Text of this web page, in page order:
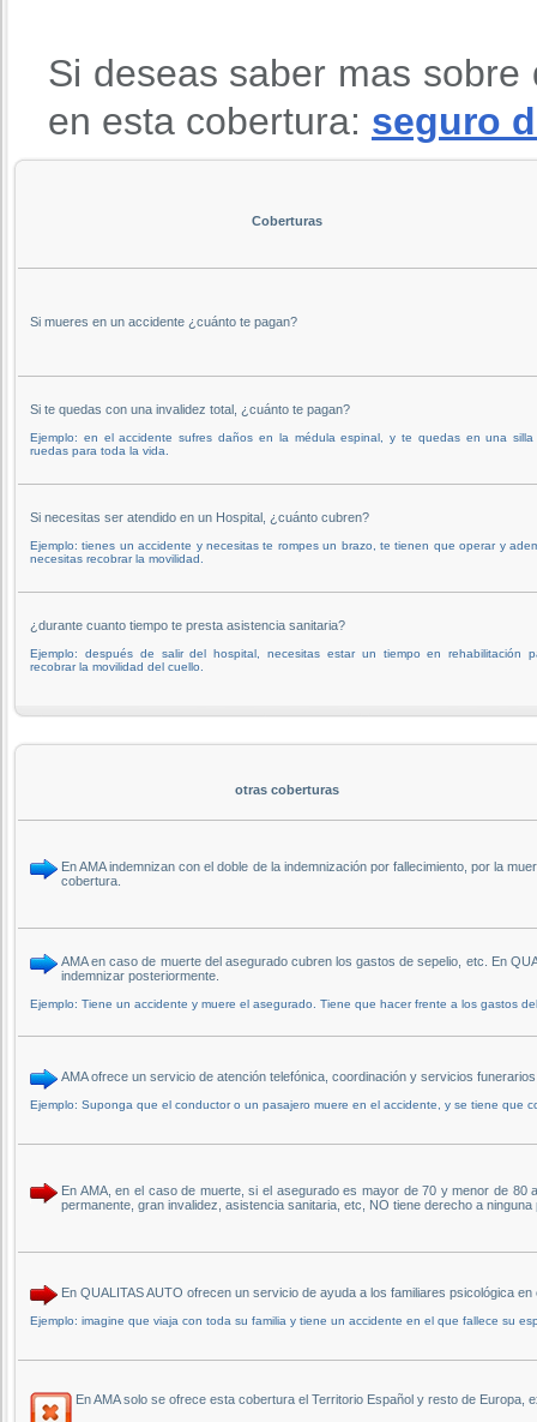
Si deseas saber mas
en esta cobertura: seguro
Coberturas
Si mueres en un accidente ¿cuánto te pagan?
Si te quedas con una invalidez total, ¿cuánto te pagan?
Ejemplo: en el accidente sufres daños en la médula espinal, y te quedas en una silla
ruedas para toda la vida.
Si necesitas ser atendido en un Hospital, ¿cuánto cubren?
Ejemplo: tienes un accidente y necesitas te rompes un brazo, te tienen que operar y
necesitas recobrar la movilidad.
¿durante cuanto tiempo te presta asistencia sanitaria?
Ejemplo: después de salir del hospital, necesitas estar un tiempo en rehabilitación
recobrar la movilidad del cuello.
otras coberturas
En AMA indemnizan con el doble de la indemnización por fallecimiento, por la
cobertura.
AMA en caso de muerte del asegurado cubren los gastos de sepelio, etc. En
indemnizar posteriormente.
Ejemplo: Tiene un accidente y muere el asegurado. Tiene que hacer frente a los gastos
AMA ofrece un servicio de atención telefónica, coordinación y servicios
Ejemplo: Suponga que el conductor o un pasajero muere en el accidente, y se tiene que
En AMA, en el caso de muerte, si el asegurado es mayor de 70 y menor de
permanente, gran invalidez, asistencia sanitaria, etc, NO tiene derecho a
En QUALITAS AUTO ofrecen un servicio de ayuda a los familiares psicológica
Ejemplo: imagine que viaja con toda su familia y tiene un accidente en el que fallece su
En AMA solo se ofrece esta cobertura el Territorio Español y resto de